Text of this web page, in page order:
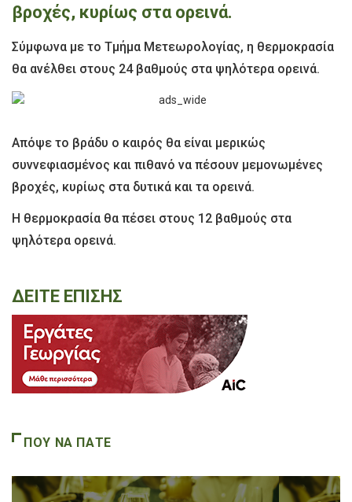
βροχές, κυρίως στα ορεινά.
Σύμφωνα με το Τμήμα Μετεωρολογίας, η θερμοκρασία
θα ανέλθει στους 24 βαθμούς στα ψηλότερα ορεινά.
Απόψε το βράδυ ο καιρός θα είναι μερικώς
συννεφιασμένος και πιθανό να πέσουν μεμονωμένες
βροχές, κυρίως στα δυτικά και τα ορεινά.
Η θερμοκρασία θα πέσει στους 12 βαθμούς στα
ψηλότερα ορεινά.
ΔΕΙΤΕ ΕΠΙΣΗΣ
ΠΟΥ ΝΑ ΠΑΤΕ